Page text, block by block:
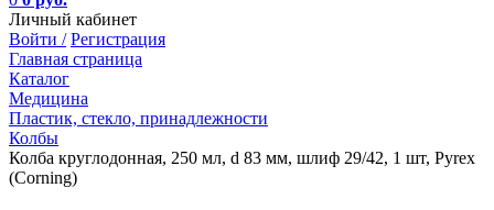
Личный кабинет
Войти / Регистрация
Главная страница
Каталог
Медицина
Пластик, стекло, принадлежности
Колбы
Колба круглодонная, 250 мл, d 83 мм, шлиф 29/42, 1 шт, Pyrex
(Corning)